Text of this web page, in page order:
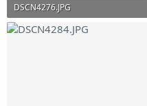
DSCN4276.JPG
246,7 KB · Просмотры: 82